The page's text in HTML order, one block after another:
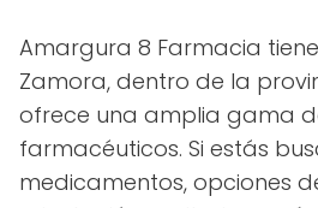
Amargura 8 Farmacia
Zamora, dentro de la
ofrece una amplia gama
farmacéuticos. Si estás
medicamentos, opciones